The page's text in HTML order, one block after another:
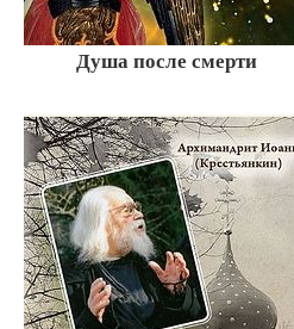
Душа после смерти